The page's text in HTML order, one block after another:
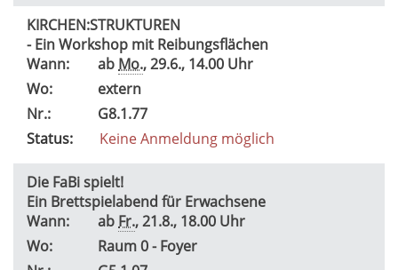
KIRCHEN:STRUKTUREN
- Ein Workshop mit Reibungsflächen
Wann:
ab Mo., 29.6., 14.00 Uhr
Wo:
extern
Nr.:
G8.1.77
Status:
Keine Anmeldung möglich
Die FaBi spielt!
Ein Brettspielabend für Erwachsene
Wann:
ab Fr., 21.8., 18.00 Uhr
Wo:
Raum 0 - Foyer